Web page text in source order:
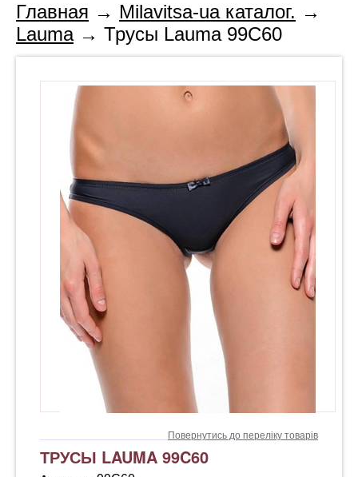
Главная → Milavitsa-ua каталог. →
Lauma→ Трусы Lauma 99C60
Повернутись до переліку товарів
ТРУСЫ LAUMA 99C60